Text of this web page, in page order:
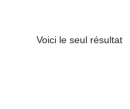
Voici le seul résultat